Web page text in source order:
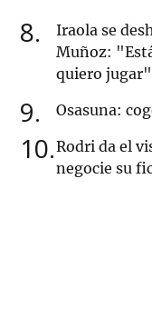
8
Iraola se
Muñoz:
quiero jugar"
9 Osasuna:
10 Rodri da el
negocie su